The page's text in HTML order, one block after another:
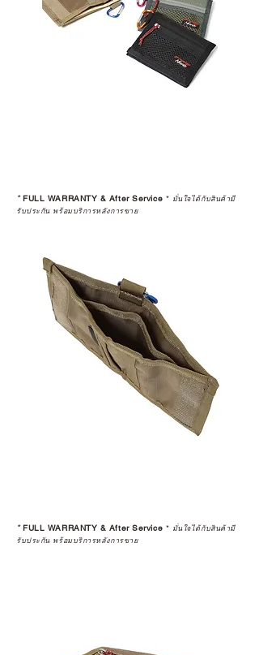
*FULL WARRANTY & After Service * มั่นใจได้กับสินค้ามี
รับประกัน พร้อมบริการหลังการขาย
*FULL WARRANTY & After Service * มั่นใจได้กับสินค้ามี
รับประกัน พร้อมบริการหลังการขาย